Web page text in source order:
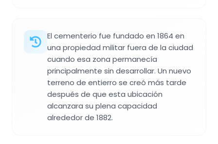
El cementerio fue fundado en 1864 en
una propiedad militar fuera de la ciudad
cuando esa zona permanecía
principalmente sin desarrollar. Un nuevo
terreno de entierro se creó más tarde
después de que esta ubicación
alcanzara su plena capacidad
alrededor de 1882.